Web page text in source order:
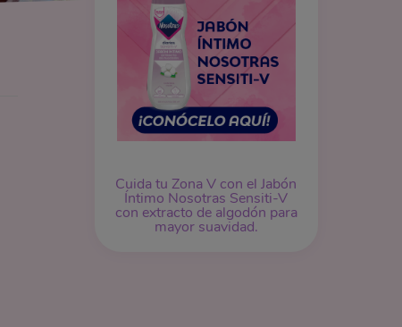
Cuida tu Zona V con el Jabón
Íntimo Nosotras Sensiti-V
con extracto de algodón para
mayor suavidad.